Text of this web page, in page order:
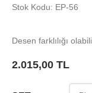
Stok Kodu: EP-56
Desen farklılığı
2.015,00 TL